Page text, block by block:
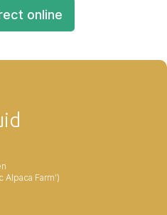
online
Farm')